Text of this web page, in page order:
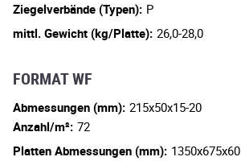
Ziegelverbände (Typen): P
mittl. Gewicht (kg/Platte): 26,0-28,0
FORMAT WF
Abmessungen (mm): 215x50x15-20
Anzahl/m²: 72
Platten Abmessungen (mm): 1350x675x60